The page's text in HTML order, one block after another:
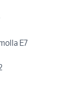
E7